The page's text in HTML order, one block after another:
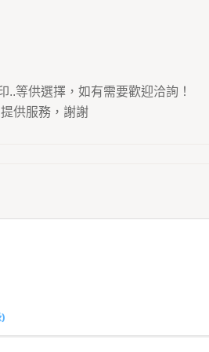
等供選擇，如有需要歡迎洽詢！
供服務，謝謝